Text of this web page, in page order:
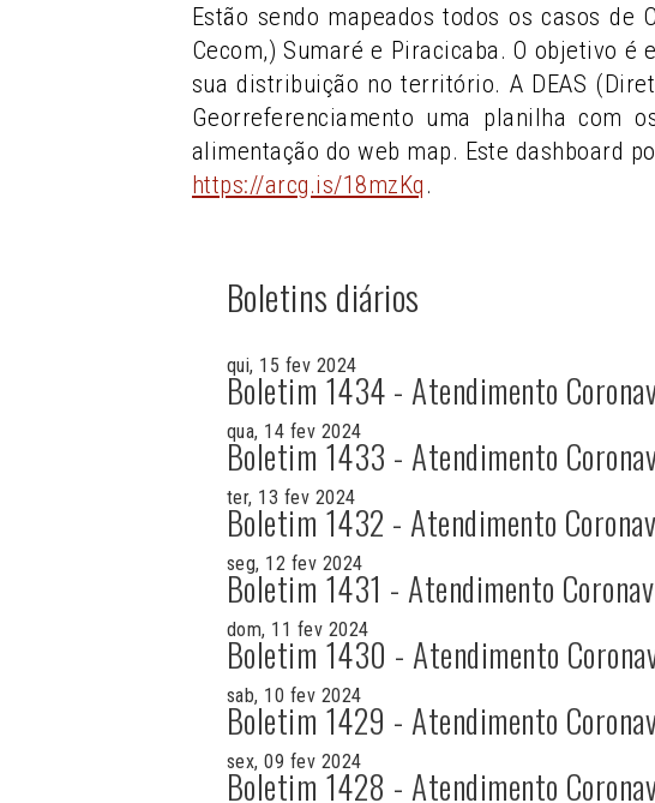
Estão sendo mapeados todos os casos de
Cecom,) Sumaré e Piracicaba. O objetivo é
sua distribuição no território. A DEAS
Georreferenciamento uma planilha com
alimentação do web map. Este dashboard
https://arcg.is/18mzKq .
Boletins diários
qui, 15 fev 2024
Boletim 1434 - Atendimento
qua, 14 fev 2024
Boletim 1433 - Atendimento
ter, 13 fev 2024
Boletim 1432 - Atendimento
seg, 12 fev 2024
Boletim 1431 - Atendimento
dom, 11 fev 2024
Boletim 1430 - Atendimento
sab, 10 fev 2024
Boletim 1429 - Atendimento
sex, 09 fev 2024
Boletim 1428 - Atendimento